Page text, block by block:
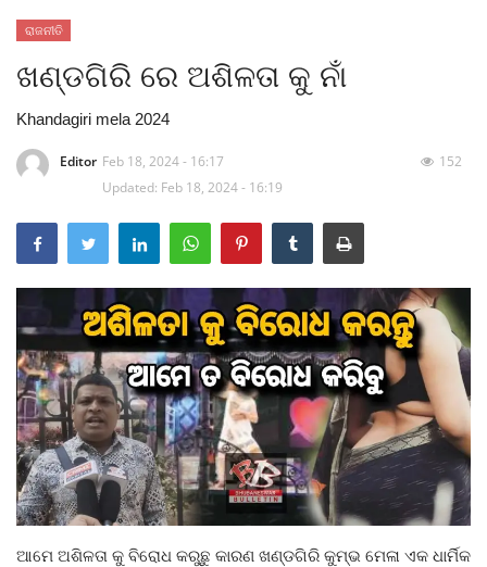
କ୍ରୀଡା
Gallery
ରାଜନୀତି
ଖଣ୍ଡଗିରି ରେ ଅଶିଳତା କୁ ନାଁ
Khandagiri mela 2024
Editor Feb 18, 2024 - 16:17
Updated: Feb 18, 2024 - 16:19
152
ଆମେ ଅଶିଳତା କୁ ବିରୋଧ କରୁଛୁ କାରଣ ଖଣ୍ଡଗିରି କୁମ୍ଭ ମେଳା ଏକ ଧାର୍ମିକ